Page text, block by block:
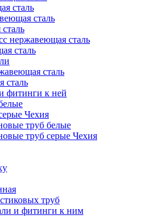
сталь
сталь
нержавеющая сталь
сталь
сталь
сталь
фитинги к ней
Чехия
труб белые
труб серые Чехия
труб
и фитинги к ним